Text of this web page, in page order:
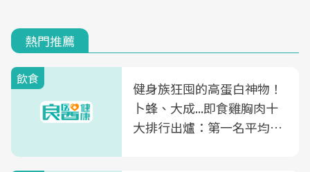
熱門推薦
飲食
健身族狂囤的高蛋白神物！
卜蜂、大成...即食雞胸肉十
大排行出爐：第一名平均一